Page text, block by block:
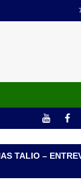
TALIO –